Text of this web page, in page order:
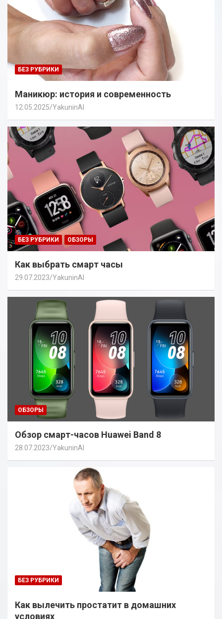
БЕЗ РУБРИКИ
Маникюр: история и современность
12.05.2025 YakuninAI
БЕЗ РУБРИКИ ОБЗОРЫ
Как выбрать смарт часы
29.07.2023 YakuninAI
ОБЗОРЫ
Обзор смарт-часов Huawei Band 8
28.07.2023 YakuninAI
БЕЗ РУБРИКИ
Как вылечить простатит в домашних
условиях